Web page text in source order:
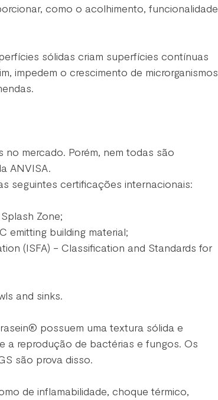
como o acolhimento, funcionalidade
sólidas criam superfícies contínuas
impedem o crescimento de microrganismos
mercado. Porém, nem todas são
ANVISA.
seguintes certificações internacionais:
Zone;
emitting building material;
(ISFA) - Classification and Standards for
and sinks.
possuem uma textura sólida e
a reprodução de bactérias e fungos. Os
são prova disso.
de inflamabilidade, choque térmico,